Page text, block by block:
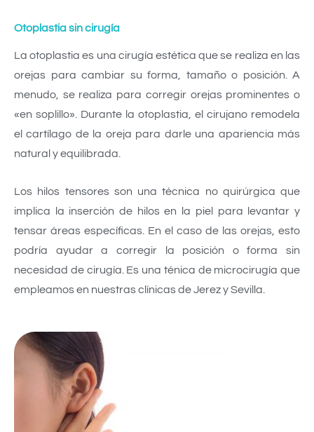
Otoplastia sin cirugía
La otoplastia es una cirugía estética que se realiza en las
orejas para cambiar su forma, tamaño o posición. A
menudo, se realiza para corregir orejas prominentes o
«en soplillo». Durante la otoplastia, el cirujano remodela
el cartílago de la oreja para darle una apariencia más
natural y equilibrada.
Los hilos tensores son una técnica no quirúrgica que
implica la inserción de hilos en la piel para levantar y
tensar áreas específicas. En el caso de las orejas, esto
podría ayudar a corregir la posición o forma sin
necesidad de cirugía. Es una ténica de microcirugía que
empleamos en nuestras clínicas de Jerez y Sevilla.